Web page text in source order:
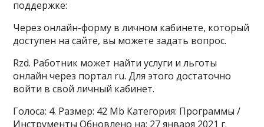
поддержке:
Через онлайн-форму в личном кабинете, который
доступен на сайте, вы можете задать вопрос.
Rzd. Работник может найти услуги и льготы
онлайн через портал ru. Для этого достаточно
войти в свой личный кабинет.
Голоса: 4. Размер: 42 Mb Категория: Программы /
Инструменты Обновлено на: 27 января 2021 г.